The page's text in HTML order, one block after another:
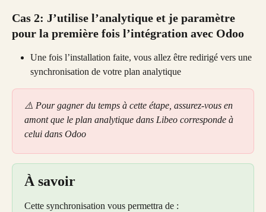
Cas 2: J’utilise l’analytique et je paramètre
pour la première fois l’intégration avec Odoo
Une fois l’installation faite, vous allez être redirigé vers une
synchronisation de votre plan analytique
⚠️ Pour gagner du temps à cette étape, assurez-vous en
amont que le plan analytique dans Libeo corresponde à
celui dans Odoo
À savoir
Cette synchronisation vous permettra de :